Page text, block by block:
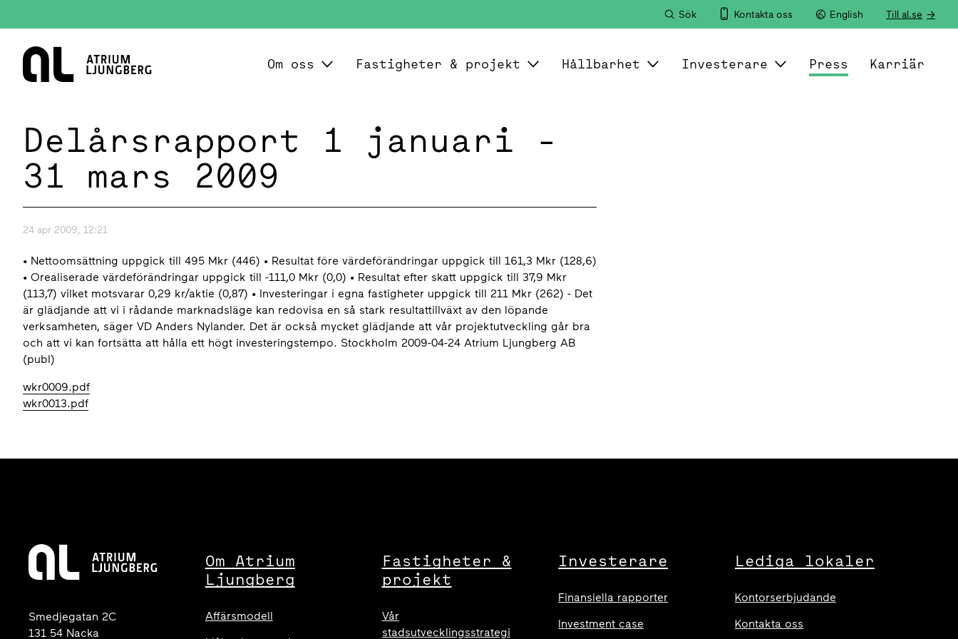
Sök Kontakta oss English Till al.se
Hem
Om oss Fastigheter & projekt Hållbarhet Investerare Press Karriär
Delårsrapport 1 januari -
31 mars 2009
24 apr 2009, 12:21
• Nettoomsättning uppgick till 495 Mkr (446) • Resultat före värdeförändringar uppgick till 161,3 Mkr (128,6)
• Orealiserade värdeförändringar uppgick till -111,0 Mkr (0,0) • Resultat efter skatt uppgick till 37,9 Mkr
(113,7) vilket motsvarar 0,29 kr/aktie (0,87) • Investeringar i egna fastigheter uppgick till 211 Mkr (262) - Det
är glädjande att vi i rådande marknadsläge kan redovisa en så stark resultattillväxt av den löpande
verksamheten, säger VD Anders Nylander. Det är också mycket glädjande att vår projektutveckling går bra
och att vi kan fortsätta att hålla ett högt investeringstempo. Stockholm 2009-04-24 Atrium Ljungberg AB
(publ)
wkr0009.pdf
wkr0013.pdf
Smedjegatan 2C
131 54 Nacka
Om Atrium
Ljungberg
Affärsmodell
Fastigheter &
projekt
Vår
stadsutvecklingsstrategi
Investerare
Finansiella rapporter
Investment case
Lediga lokaler
Kontorserbjudande
Kontakta oss